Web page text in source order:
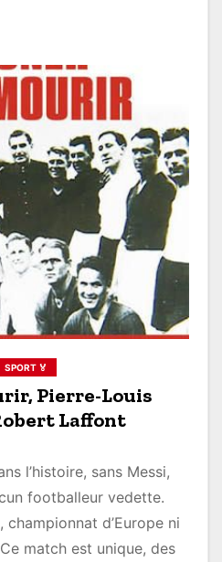
SPORT 🏅
Pierre-Louis
Laffont
l’histoire, sans Messi,
footballeur vedette.
d’Europe ni
match est unique, des